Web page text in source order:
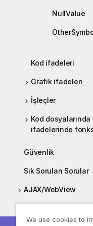
NullValue
Kod ifadeleri
Grafik ifadeleri
İşleçler
Kod
ifadelerinde
Güvenlik
Sık Sorulan Sorular
AJAX/WebView
We use cookies to